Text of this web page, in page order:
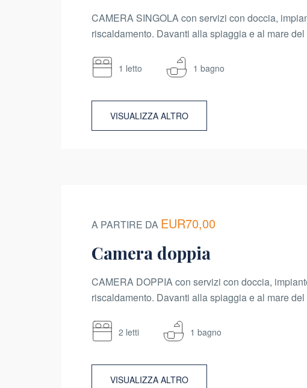
CAMERA SINGOLA con servizi con doccia,
riscaldamento. Davanti alla spiaggia e al mare
1 letto 1 bagno
VISUALIZZA ALTRO
A PARTIRE DA EUR70,00
Camera doppia
CAMERA DOPPIA con servizi con doccia,
riscaldamento. Davanti alla spiaggia e al mare
2 letti 1 bagno
VISUALIZZA ALTRO